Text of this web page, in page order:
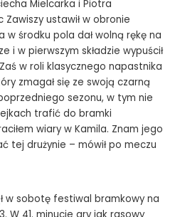
Mielcarka i Piotra
Zawiszy ustawił w obronie
w środku pola dał wolną rękę na
i w pierwszym składzie wypuścił
w roli klasycznego napastnika
zmagał się ze swoją czarną
sezonu, w tym nie
trafić do bramki
wiary w Kamila. Znam jego
tej drużynie – mówił po meczu
w sobotę festiwal bramkowy na